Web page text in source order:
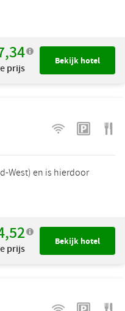
prijs
Bekijk hotel
West) en is hierdoor
prijs
Bekijk hotel